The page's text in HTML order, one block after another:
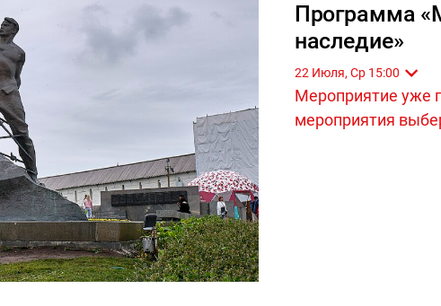
Программа
наследие»
22 Июля, Ср 15:00
Мероприятие уже
мероприятия